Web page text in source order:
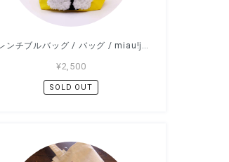
フレンチブルバッグ / バッグ / miau!jau!
¥2,500
SOLD OUT